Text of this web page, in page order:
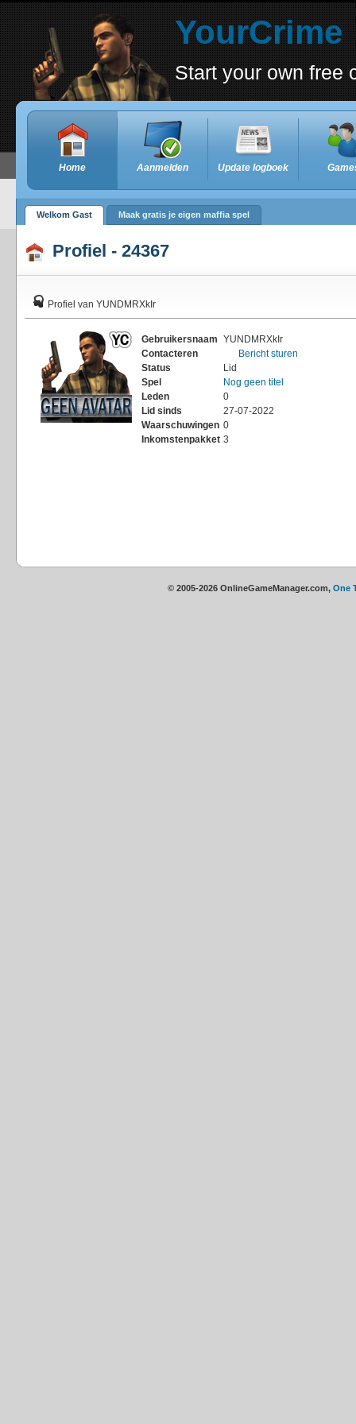
YourCrime
Start your own free
Home Aanmelden Update logboek
Welkom Gast Maak gratis je eigen maffia spel
Profiel - 24367
Profiel van YUNDMRXkIr
Gebruikersnaam YUNDMRXkIr
Contacteren
Bericht sturen
Status
Lid
Spel
Nog geen titel
Leden
0
Lid sinds
27-07-2022
Waarschuwingen 0
Inkomstenpakket 3
© 2005-2026 OnlineGameManager.com, One